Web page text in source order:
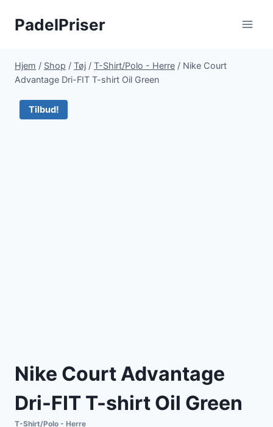
PadelPriser
Hjem / Shop / Tøj / T-Shirt/Polo - Herre / Nike Court
Advantage Dri-FIT T-shirt Oil Green
Tilbud!
Nike Court Advantage
Dri-FIT T-shirt Oil Green
T-Shirt/Polo - Herre